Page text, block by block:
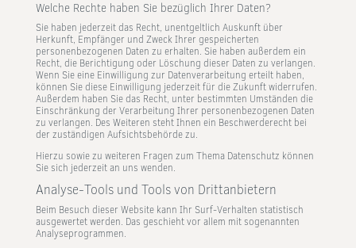
Welche Rechte haben Sie bezüglich Ihrer Daten?
Sie haben jederzeit das Recht, unentgeltlich Auskunft über
Herkunft, Empfänger und Zweck Ihrer gespeicherten
personenbezogenen Daten zu erhalten. Sie haben außerdem ein
Recht, die Berichtigung oder Löschung dieser Daten zu verlangen.
Wenn Sie eine Einwilligung zur Datenverarbeitung erteilt haben,
können Sie diese Einwilligung jederzeit für die Zukunft widerrufen.
Außerdem haben Sie das Recht, unter bestimmten Umständen die
Einschränkung der Verarbeitung Ihrer personenbezogenen Daten
zu verlangen. Des Weiteren steht Ihnen ein Beschwerderecht bei
der zuständigen Aufsichtsbehörde zu.
Hierzu sowie zu weiteren Fragen zum Thema Datenschutz können
Sie sich jederzeit an uns wenden.
Analyse-Tools und Tools von Dritt­anbietern
Beim Besuch dieser Website kann Ihr Surf-Verhalten statistisch
ausgewertet werden. Das geschieht vor allem mit sogenannten
Analyseprogrammen.